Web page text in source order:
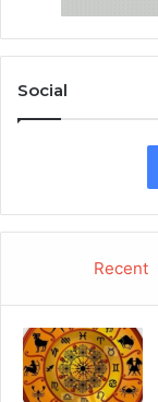
Social
Recent